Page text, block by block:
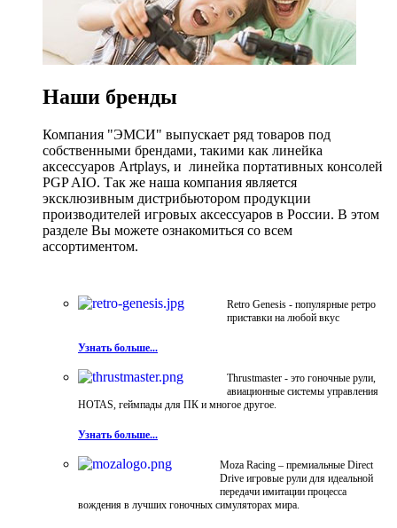
Наши бренды
Компания "ЭМСИ" выпускает ряд товаров под
собственными брендами, такими как линейка
аксессуаров Artplays, и линейка портативных консолей
PGP AIO. Так же наша компания является
эксклюзивным дистрибьютором продукции
производителей игровых аксессуаров в России. В этом
разделе Вы можете ознакомиться со всем
ассортиментом.
Retro Genesis - популярные ретро
приставки на любой вкус
Узнать больше...
Thrustmaster - это гоночные рули,
авиационные системы управления
HOTAS, геймпады для ПК и многое другое.
Узнать больше...
Moza Racing – премиальные Direct
Drive игровые рули для идеальной
передачи имитации процесса
вождения в лучших гоночных симуляторах мира.